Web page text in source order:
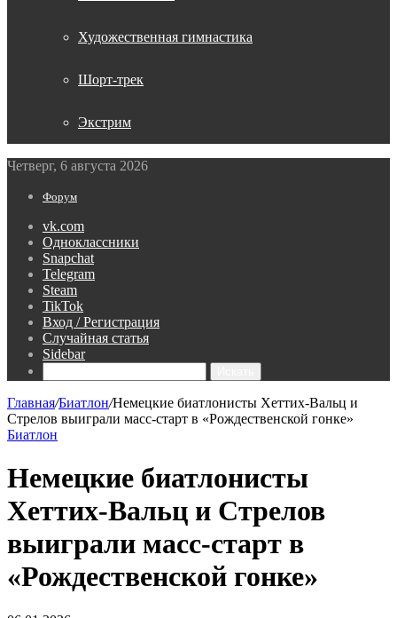
Художественная гимнастика
Шорт-трек
Экстрим
Четверг, 6 августа 2026
Форум
vk.com
Одноклассники
Snapchat
Telegram
Steam
TikTok
Вход / Регистрация
Случайная статья
Sidebar
Главная/Биатлон/Немецкие биатлонисты Хеттих‑Вальц и
Стрелов выиграли масс‑старт в «Рождественской гонке»
Биатлон
Немецкие биатлонисты
Хеттих‑Вальц и Стрелов
выиграли масс‑старт в
«Рождественской гонке»